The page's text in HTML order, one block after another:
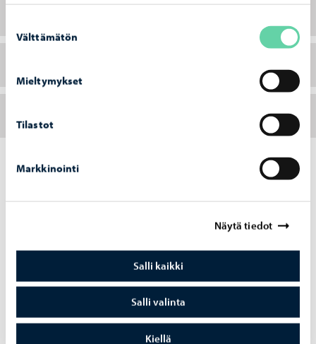
valinta
Välttämätön
Mieltymykset
Tilastot
Markkinointi
Näytä tiedot
Salli kaikki
Salli valinta
Kiellä
Sinua saattaa kiinnostaa myös